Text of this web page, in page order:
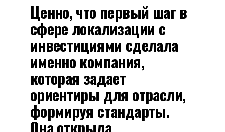
Ценно, что первый шаг в
сфере локализации с
инвестициями сделала
именно компания,
которая задает
ориентиры для отрасли,
формируя стандарты.